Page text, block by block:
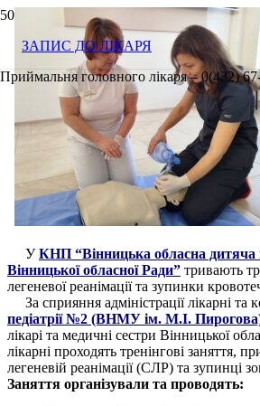
ЗАПИС ДО ЛІКАРЯ
Приймальня головного лікаря – 0(432)
У КНП “Вінницька обласна дитяча
Вінницької обласної Ради” тривають
легеневої реанімації та зупинки
За сприяння адміністрації лікарні та
педіатрії №2 (ВНМУ ім. М.І.
лікарі та медичні сестри Вінницької
лікарні проходять тренінгові заняття,
легеневій реанімації (СЛР) та зупинці
Заняття організували та проводять: